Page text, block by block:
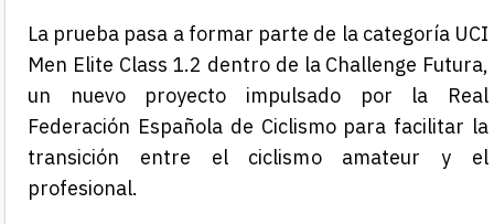
La prueba pasa a formar parte de la categoría UCI
Men Elite Class 1.2 dentro de la Challenge Futura,
un nuevo proyecto impulsado por la Real
Federación Española de Ciclismo para facilitar la
transición entre el ciclismo amateur y el
profesional.